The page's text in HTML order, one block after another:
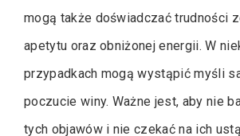
mogą także doświadczać trudności
apetytu oraz obniżonej energii. W
przypadkach mogą wystąpić myśli
poczucie winy. Ważne jest, aby nie
tych objawów i nie czekać na ich